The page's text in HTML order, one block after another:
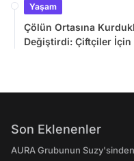
Yaşam
Çölün Ortasına
Değiştirdi: Çiftçiler İçin
Son Eklenenler
AURA Grubunun